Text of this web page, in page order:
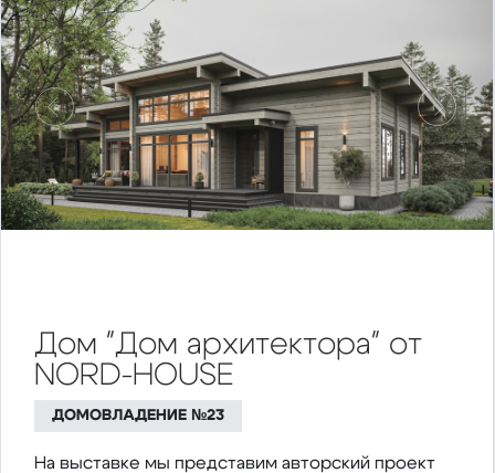
Предыдущий
Дом "Дом архитектора" от
NORD-HOUSE
ДОМОВЛАДЕНИЕ №23
На выставке мы представим авторский проект